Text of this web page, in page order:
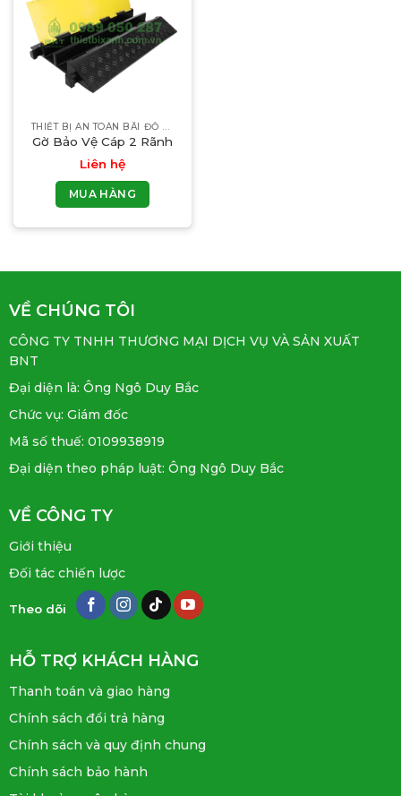
THIẾT BỊ AN TOÀN BÃI ĐỖ XE
Gờ Bảo Vệ Cáp 2 Rãnh
Liên hệ
MUA HÀNG
VỀ CHÚNG TÔI
CÔNG TY TNHH THƯƠNG MẠI DỊCH VỤ VÀ SẢN XUẤT
BNT
Đại diện là: Ông Ngô Duy Bắc
Chức vụ: Giám đốc
Mã số thuế: 0109938919
Đại diện theo pháp luật: Ông Ngô Duy Bắc
VỀ CÔNG TY
Giới thiệu
Đối tác chiến lược
Theo dõi
HỖ TRỢ KHÁCH HÀNG
Thanh toán và giao hàng
Chính sách đổi trả hàng
Chính sách và quy định chung
Chính sách bảo hành